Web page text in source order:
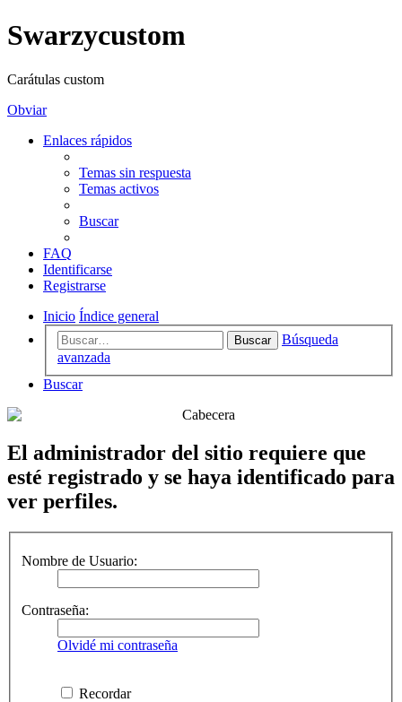
Swarzycustom
Carátulas custom
Obviar
Enlaces rápidos
Temas sin respuesta
Temas activos
Buscar
FAQ
Identificarse
Registrarse
Inicio Índice general
Buscar
Búsqueda
avanzada
Buscar
El administrador del sitio requiere que
esté registrado y se haya identificado para
ver perfiles.
Nombre de Usuario:
Contraseña:
Olvidé mi contraseña
Recordar